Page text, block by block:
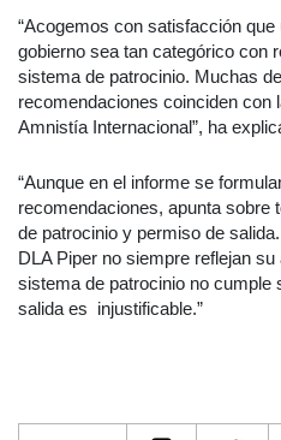
“Acogemos con satisfacción
gobierno sea tan categórico con
sistema de patrocinio. Muchas
recomendaciones coinciden con
Amnistía Internacional”, ha
“Aunque en el informe se
recomendaciones, apunta sobre
de patrocinio y permiso de
DLA Piper no siempre reflejan
sistema de patrocinio no cumple
salida es injustificable.”